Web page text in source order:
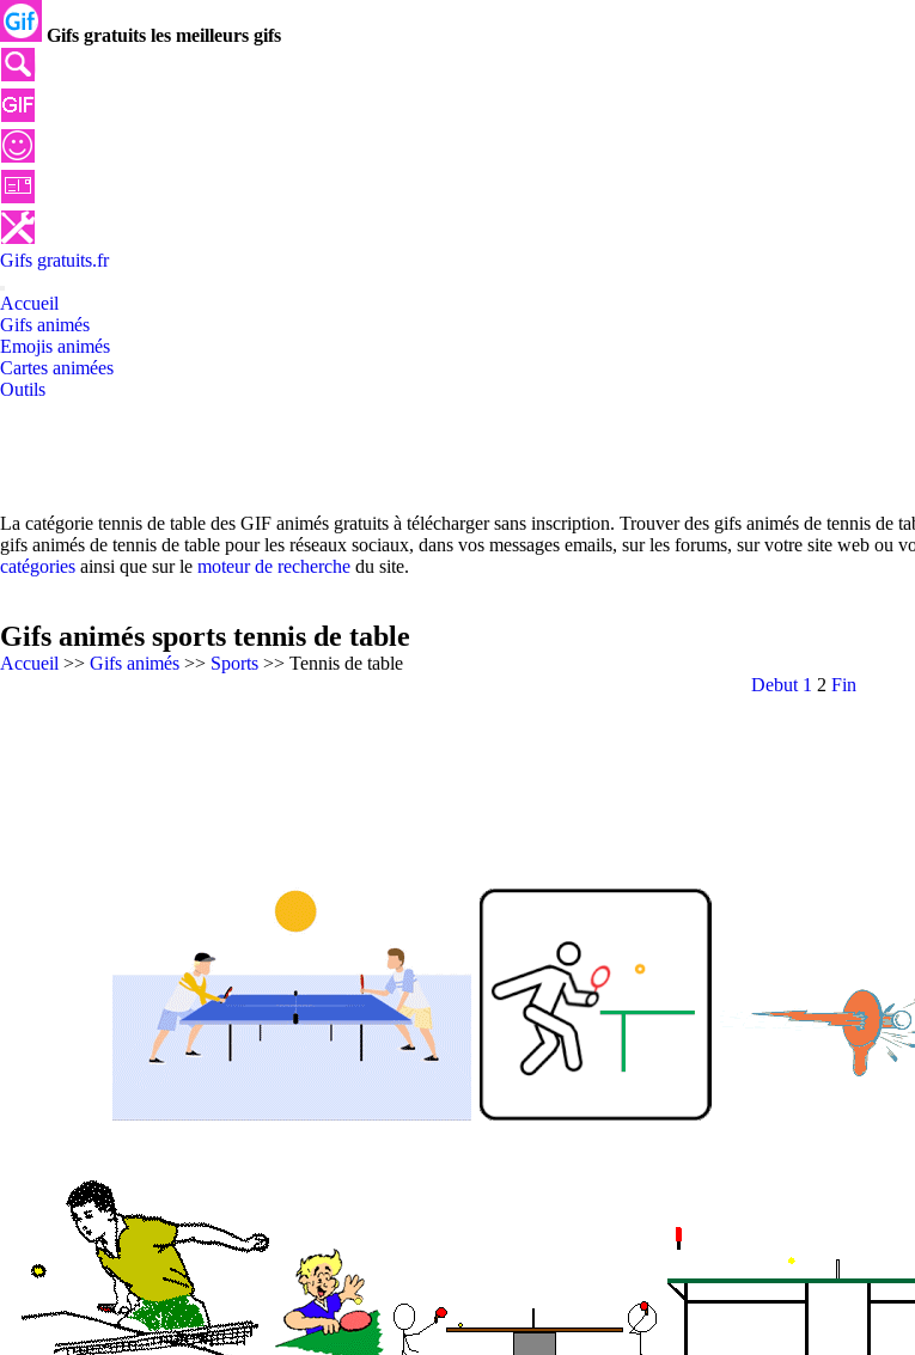
Gifs gratuits les meilleurs gifs
Gifs gratuits.fr
Accueil
Gifs animés
Emojis animés
Cartes animées
Outils
La catégorie tennis de table des GIF animés gratuits à télécharger sans inscription. Trouver des gifs animés de tennis de
gifs animés de tennis de table pour les réseaux sociaux, dans vos messages emails, sur les forums, sur votre site web ou
catégories ainsi que sur le moteur de recherche du site.
Gifs animés sports tennis de table
Accueil >> Gifs animés >> Sports >> Tennis de table
Debut 1 2 Fin